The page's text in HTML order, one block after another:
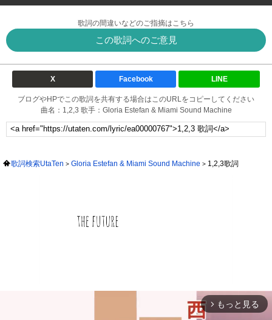
歌詞の間違いなどのご指摘はこちら
この歌詞へのご意見
X Facebook LINE
ブログやHPでこの歌詞を共有する場合はこのURLをコピーしてください
曲名：1,2,3 歌手：Gloria Estefan & Miami Sound Machine
歌詞検索UtaTen Gloria Estefan & Miami Sound Machine 1,2,3歌詞
arrow_forward_ios もっと見る